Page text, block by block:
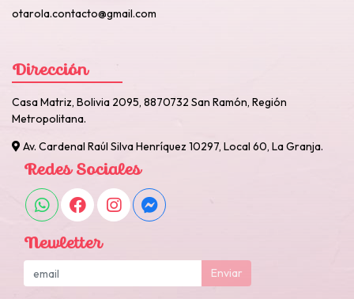
otarola.contacto@gmail.com
Dirección
Casa Matriz, Bolivia 2095, 8870732 San Ramón, Región
Metropolitana.
Av. Cardenal Raúl Silva Henríquez 10297, Local 60, La Granja.
Redes Sociales
Newletter
Enviar